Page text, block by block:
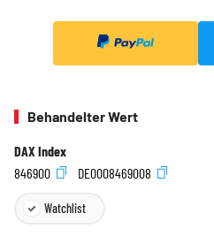
Behandelter Wert
DAX Index
846900
DE0008469008
Watchlist